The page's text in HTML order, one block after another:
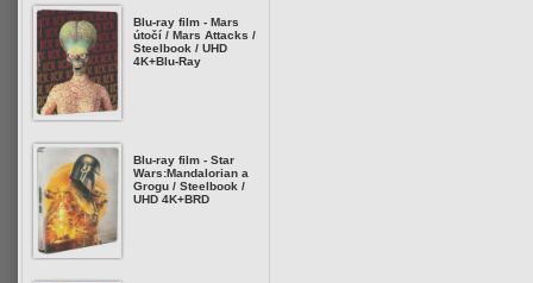
Blu-ray film - Mars
útočí / Mars Attacks /
Steelbook / UHD
4K+Blu-Ray
Blu-ray film - Star
Wars:Mandalorian a
Grogu / Steelbook /
UHD 4K+BRD